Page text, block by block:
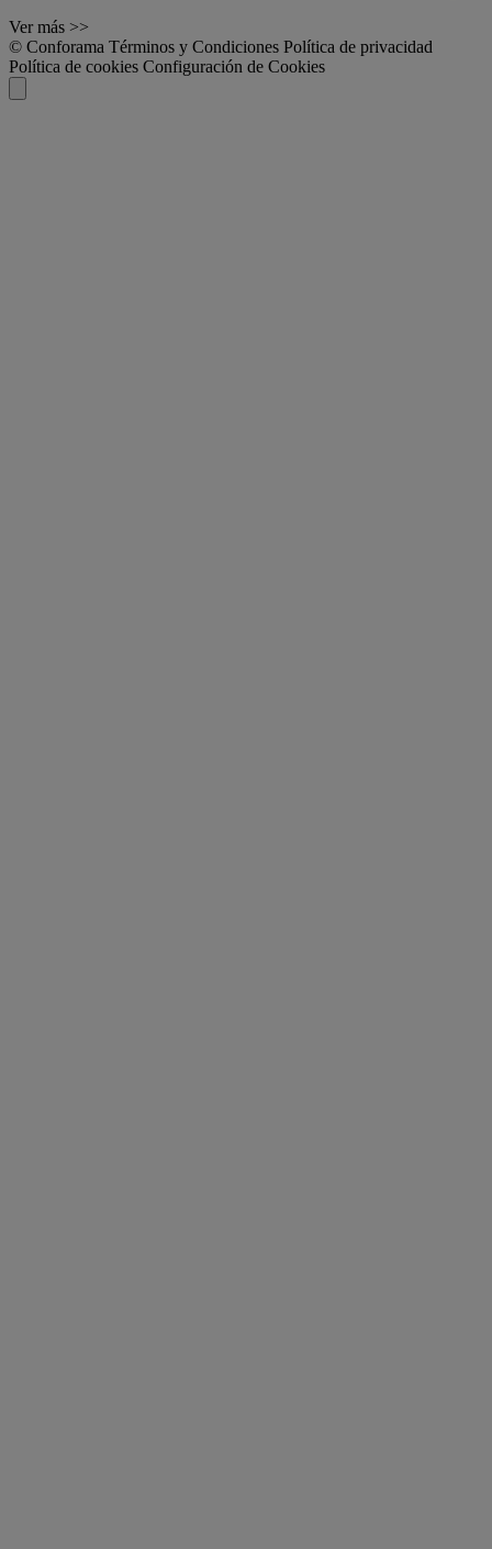
Ver más >>
© Conforama Términos y Condiciones Política de privacidad
Política de cookies Configuración de Cookies